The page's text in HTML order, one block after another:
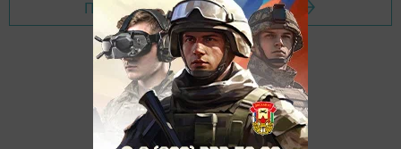
Перейти на страницу новости